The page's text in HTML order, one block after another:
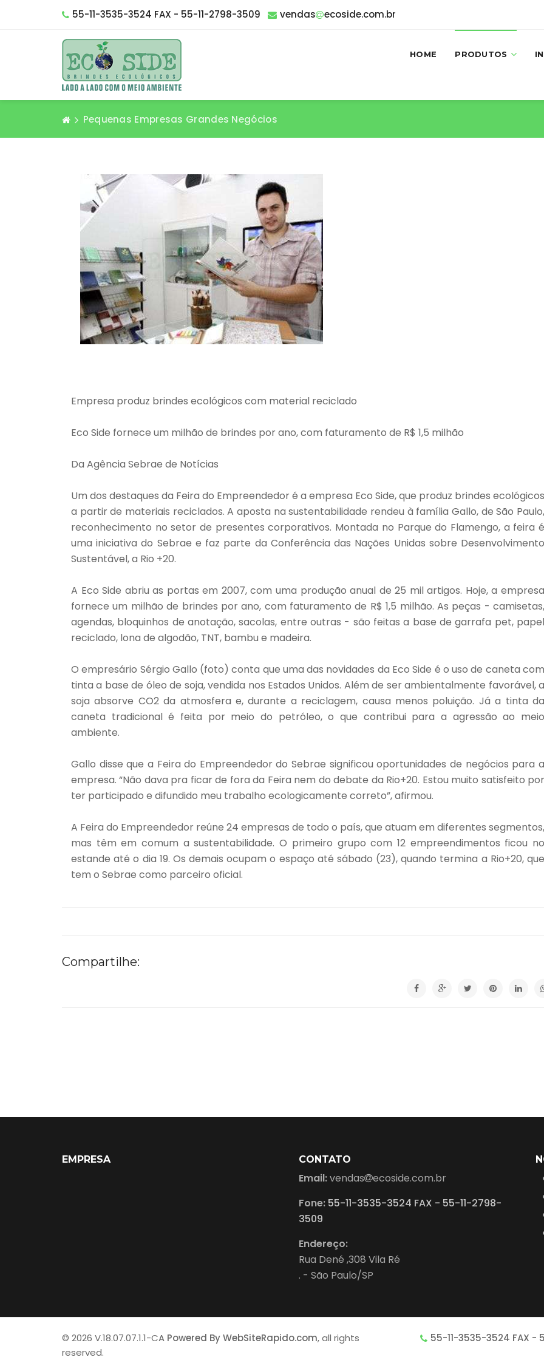
55-11-3535-3524 FAX - 55-11-2798-3509 vendas ecoside.com.br
HOME PRODUTOS
Pequenas Empresas Grandes Negócios
Empresa produz brindes ecológicos com material reciclado
Eco Side fornece um milhão de brindes por ano, com faturamento de R$ 1,5 milhão
Da Agência Sebrae de Notícias
Um dos destaques da Feira do Empreendedor é a empresa Eco Side, que produz brindes ecológicos
a partir de materiais reciclados. A aposta na sustentabilidade rendeu à família Gallo, de São Paulo,
reconhecimento no setor de presentes corporativos. Montada no Parque do Flamengo, a feira é
uma iniciativa do Sebrae e faz parte da Conferência das Nações Unidas sobre Desenvolvimento
Sustentável, a Rio +20.
A Eco Side abriu as portas em 2007, com uma produção anual de 25 mil artigos. Hoje, a empresa
fornece um milhão de brindes por ano, com faturamento de R$ 1,5 milhão. As peças - camisetas,
agendas, bloquinhos de anotação, sacolas, entre outras - são feitas a base de garrafa pet, papel
reciclado, lona de algodão, TNT, bambu e madeira.
O empresário Sérgio Gallo (foto) conta que uma das novidades da Eco Side é o uso de caneta com
tinta a base de óleo de soja, vendida nos Estados Unidos. Além de ser ambientalmente favorável, a
soja absorve CO2 da atmosfera e, durante a reciclagem, causa menos poluição. Já a tinta da
caneta tradicional é feita por meio do petróleo, o que contribui para a agressão ao meio
ambiente.
Gallo disse que a Feira do Empreendedor do Sebrae significou oportunidades de negócios para a
empresa. “Não dava pra ficar de fora da Feira nem do debate da Rio+20. Estou muito satisfeito por
ter participado e difundido meu trabalho ecologicamente correto”, afirmou.
A Feira do Empreendedor reúne 24 empresas de todo o país, que atuam em diferentes segmentos,
mas têm em comum a sustentabilidade. O primeiro grupo com 12 empreendimentos ficou no
estande até o dia 19. Os demais ocupam o espaço até sábado (23), quando termina a Rio+20, que
tem o Sebrae como parceiro oficial.
Compartilhe:
EMPRESA CONTATO
Email:vendas
ecoside.com.br
Fone: 55-11-3535-3524 FAX - 55-11-2798-
3509
Endereço:
Rua Dené ,308 Vila Ré
. - São Paulo/SP
© 2026 V.18.07.07.1.1-CA Powered By WebSiteRapido.com, all rights
reserved.
55-11-3535-3524 FAX -